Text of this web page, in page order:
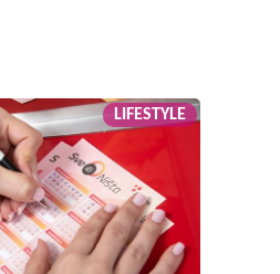
LIFESTYLE